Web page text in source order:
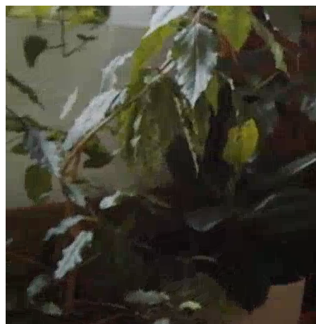
היום לומדים
מצאו מורה
הצטרפות מורים פרטיים
שירות לקוחות
על הצוות שלנו :)
משרות פתוחות
התחברות
כל הזכויות שמורות 2026 © Lessoons
חיפוש
המורים הטובים